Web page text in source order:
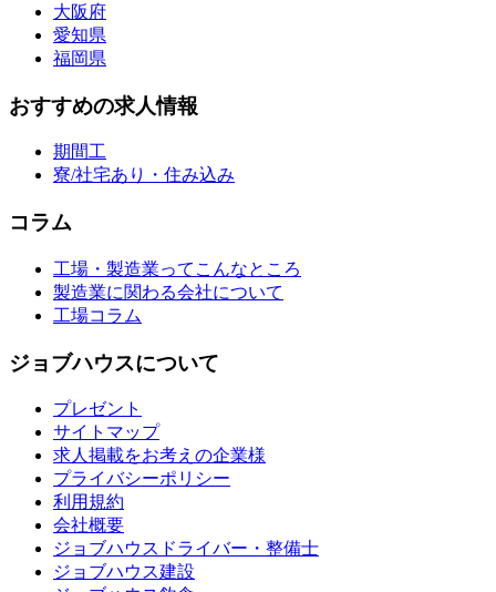
大阪府
愛知県
福岡県
おすすめの求人情報
期間工
寮/社宅あり・住み込み
コラム
工場・製造業ってこんなところ
製造業に関わる会社について
工場コラム
ジョブハウスについて
プレゼント
サイトマップ
求人掲載をお考えの企業様
プライバシーポリシー
利用規約
会社概要
ジョブハウスドライバー・整備士
ジョブハウス建設